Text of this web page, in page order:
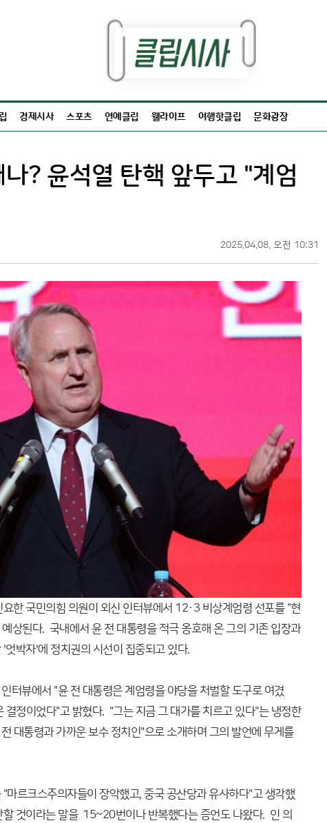
경제시사 스포츠 연예클립 웰라이프 여행핫클립 문화광장
? 윤석열 탄핵 앞두고 "계엄
2025.04.08. 오전 10:31
한 국민의힘 의원이 외신 인터뷰에서 12·3 비상계엄령 선포를 "현
상된다. 국내에서 윤 전 대통령을 적극 옹호해 온 그의 기존 입장과
박자'에 정치권의 시선이 집중되고 있다.
터뷰에서 "윤 전 대통령은 계엄령을 야당을 처벌할 도구로 여겼
결정이었다"고 밝혔다. "그는 지금 그 대가를 치르고 있다"는 냉정한
대통령과 가까운 보수 정치인"으로 소개하며 그의 발언에 무게를
마르크스주의자들이 장악했고, 중국 공산당과 유사하다"고 생각했
것이라는 말을 15~20번이나 반복했다는 증언도 나왔다. 인 의